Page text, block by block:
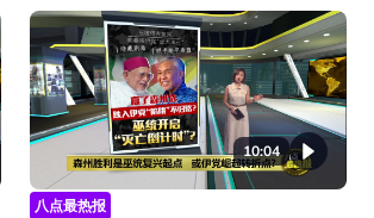
10:04
八点最热报